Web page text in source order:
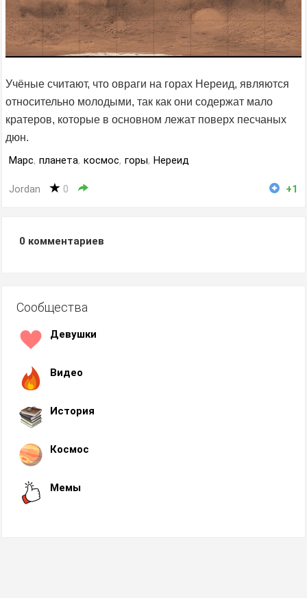
Учёные считают, что овраги на горах Нереид, являются
относительно молодыми, так как они содержат мало
кратеров, которые в основном лежат поверх песчаных
дюн.
Марс, планета, космос, горы, Нереид
Jordan 0 +1
0 комментариев
Сообщества
Девушки
Видео
История
Космос
Мемы